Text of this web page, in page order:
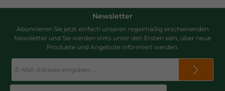
Newsletter
Abonnieren Sie jetzt einfach unseren regelmäßig erscheinenden
Newsletter und Sie werden stets unter den Ersten sein, über neue
Produkte und Angebote informiert werden.
Mail-
Adresse
*